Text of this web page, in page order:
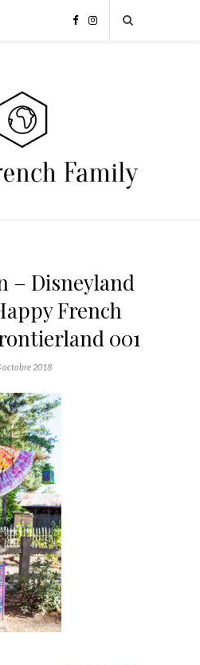
– Disneyland
French
001
octobre 2018